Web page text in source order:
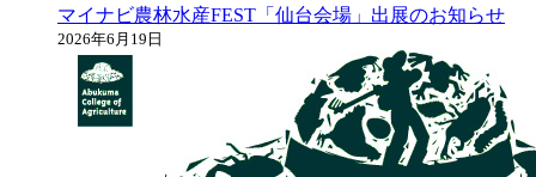
マイナビ農林水産FEST「仙台会場」出展のお知らせ
2026年6月19日